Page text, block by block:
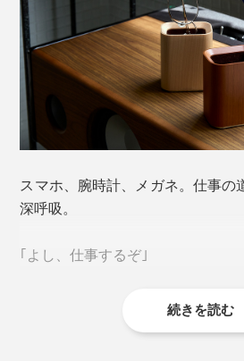
スマホ、腕時計、メガネ。仕事の
深呼吸。
｢よし、仕事するぞ｣
続きを読む